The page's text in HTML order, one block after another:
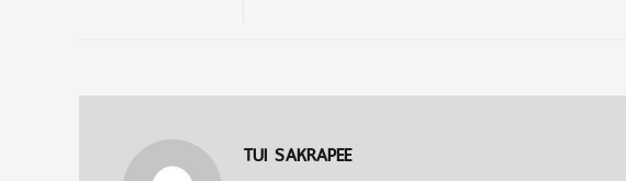
TUI SAKRAPEE